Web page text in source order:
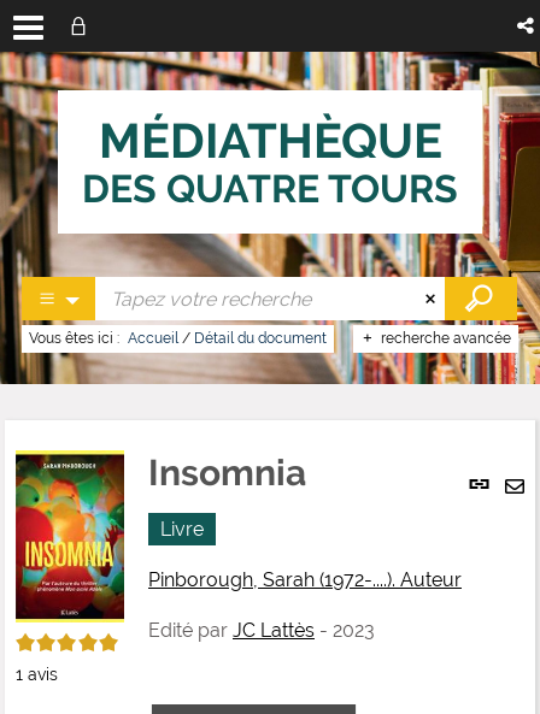
MÉDIATHÈQUE
DES QUATRE TOURS
recherche avancée
Vous êtes ici : Accueil / Détail du document
Lien
5/5
1 avis
Insomnia
Livre
Pinborough, Sarah (1972-....). Auteur
Edité par JC Lattès - 2023